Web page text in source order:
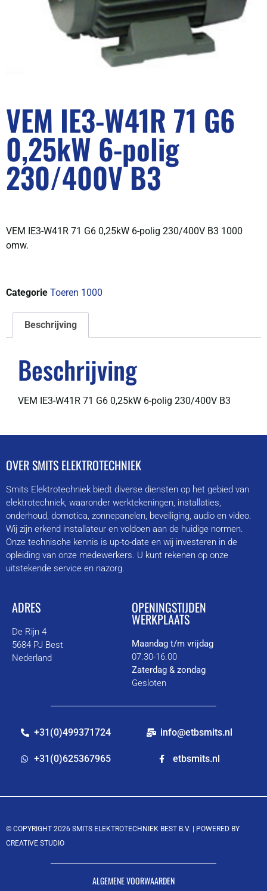
VEM IE3-W41R 71 G6
0,25kW 6-polig
230/400V B3
VEM IE3-W41R 71 G6 0,25kW 6-polig 230/400V B3 1000
omw.
Categorie Toeren 1000
Beschrijving
Beschrijving
VEM IE3-W41R 71 G6 0,25kW 6-polig 230/400V B3
OVER SMITS ELEKTROTECHNIEK
Smits Elektrotechniek biedt diverse diensten op het gebied van
elektrotechniek, waaronder werktekeningen, installaties,
onderhoud, domotica, zonnepanelen, beveiliging, audio en video.
Wij zijn erkend installateur en voldoen aan de huidige normen.
Onze technische kennis is up-to-date en wij investeren in de
opleiding van onze medewerkers. U kunt rekenen op onze
uitstekende service en nazorg.
ADRES
De Rijn 4
5684 PJ Best
Nederland
OPENINGSTIJDEN
WERKPLAATS
Maandag t/m vrijdag
07.30-16.00
Zaterdag & zondag
Gesloten
+31(0)499371724
+31(0)625367965
info@etbsmits.nl
etbsmits.nl
© COPYRIGHT 2026 SMITS ELEKTROTECHNIEK BEST B.V. | POWERED BY
CREATIVE STUDIO
ALGEMENE VOORWAARDEN